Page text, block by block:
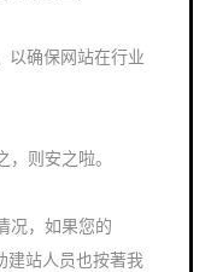
以确保网站在行业
则安之啦。
况，如果您的
建站人员也按著我